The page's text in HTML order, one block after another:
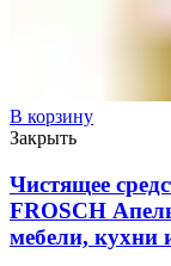
В корзину
Закрыть
Чистящее
FROSCH
мебели, кухни